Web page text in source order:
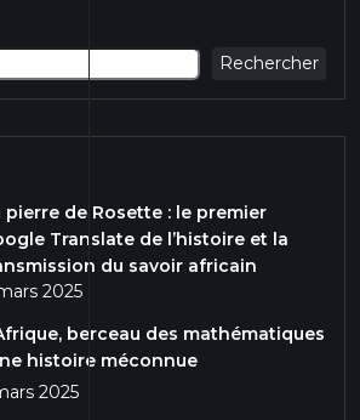
Rechercher
pierre de Rosette : le premier
Translate de l’histoire et la
du savoir africain
2025
berceau des mathématiques
histoire méconnue
2025